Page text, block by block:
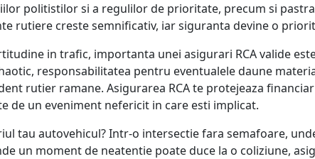
politistilor si a regulilor de prioritate, precum si
rutiere creste semnificativ, iar siguranta devine o
in trafic, importanta unei asigurari RCA valide
responsabilitatea pentru eventualele daune
rutier ramane. Asigurarea RCA te protejeaza
de un eveniment nefericit in care esti implicat.
tau autovehicul? Intr-o intersectie fara semafoare,
un moment de neatentie poate duce la o coliziune,